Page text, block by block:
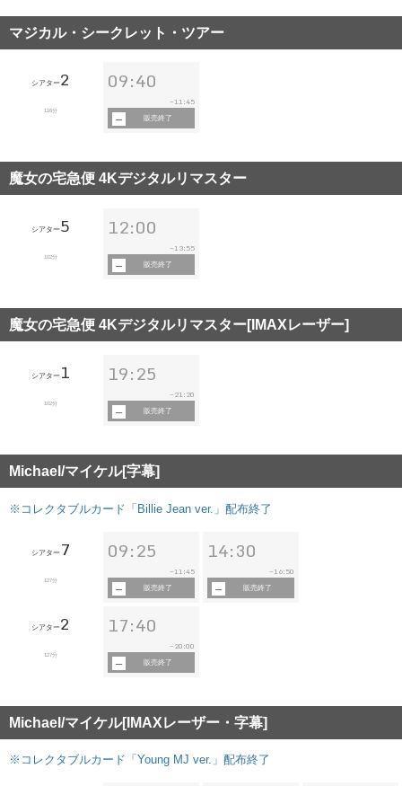
マジカル・シークレット・ツアー
シアター2
116分
09:40
~11:45
販売終了
魔女の宅急便 4Kデジタルリマスター
シアター5
102分
12:00
~13:55
販売終了
魔女の宅急便 4Kデジタルリマスター[IMAXレーザー]
シアター 1
102分
19:25
~ 21:20
販売終了
Michael/マイケル[字幕]
※コレクタブルカード「Billie Jean ver.」配布終了
シアター 7
127分
09:25
~ 11:45
販売終了
14:30
~ 16:50
販売終了
シアター2
127分
17:40
~ 20:00
販売終了
Michael/マイケル[IMAXレーザー・字幕]
※コレクタブルカード「Young MJ ver.」配布終了